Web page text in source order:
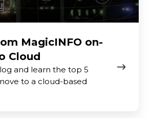
MagicINFO on-
Cloud
and learn the top 5
to a cloud-based